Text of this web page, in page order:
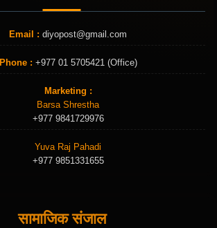
Email : diyopost@gmail.com
Phone : +977 01 5705421 (Office)
Marketing :
Barsa Shrestha
+977 9841729976
Yuva Raj Pahadi
+977 9851331655
सामाजिक संजाल